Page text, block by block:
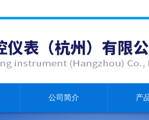
公司简介 产